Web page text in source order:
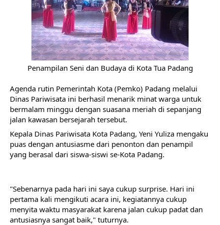
Penampilan Seni dan Budaya di Kota Tua Padang
Agenda rutin Pemerintah Kota (Pemko) Padang melalui
Dinas Pariwisata ini berhasil menarik minat warga untuk
bermalam minggu dengan suasana meriah di sepanjang
jalan kawasan bersejarah tersebut.
Kepala Dinas Pariwisata Kota Padang, Yeni Yuliza mengaku
puas dengan antusiasme dari penonton dan penampil
yang berasal dari siswa-siswi se-Kota Padang.
"Sebenarnya pada hari ini saya cukup surprise. Hari ini
pertama kali mengikuti acara ini, kegiatannya cukup
menyita waktu masyarakat karena jalan cukup padat dan
antusiasnya sangat baik," tuturnya.